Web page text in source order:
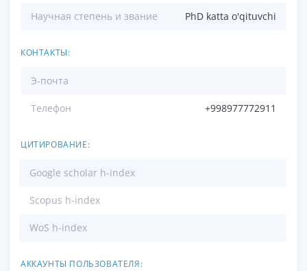
Научная степень и звание PhD katta o'qituvchi
КОНТАКТЫ:
Э-почта
Телефон +998977772911
ЦИТИРОВАНИЕ:
Google scholar h-index
Scopus h-index
WoS h-index
АККАУНТЫ ПОЛЬЗОВАТЕЛЯ: